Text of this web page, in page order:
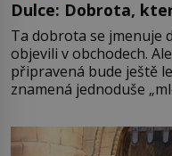
Dulce: Dobrota,
Ta dobrota se jmenuje
objevili v obchodech.
připravená bude ještě
znamená jednoduše
pře hned několik
Francie, kde se traduje,